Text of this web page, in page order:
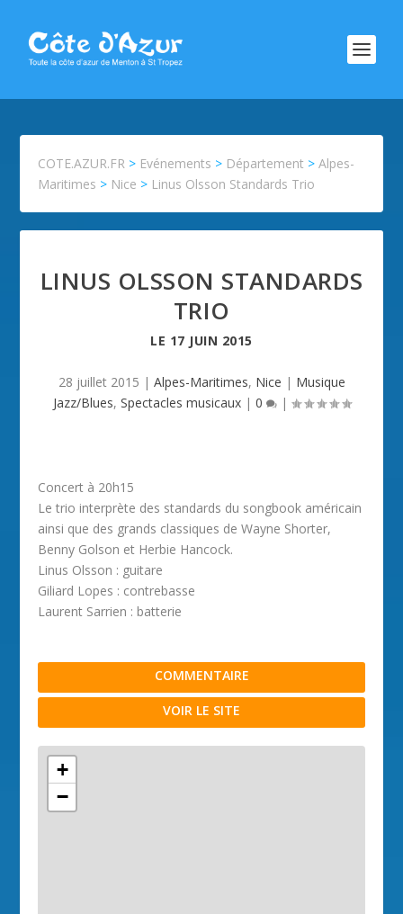
COTE.AZUR.FR > Evénements > Département >Alpes-
Maritimes > Nice > Linus Olsson Standards Trio
LINUS OLSSON STANDARDS
TRIO
LE 17 JUIN 2015
28 juillet 2015 | Alpes-Maritimes, Nice | Musique
Jazz/Blues, Spectacles musicaux| 0 |
Concert à 20h15
Le trio interprète des standards du songbook américain
ainsi que des grands classiques de Wayne Shorter,
Benny Golson et Herbie Hancock.
Linus Olsson : guitare
Giliard Lopes : contrebasse
Laurent Sarrien : batterie
COMMENTAIRE
VOIR LE SITE
+
−